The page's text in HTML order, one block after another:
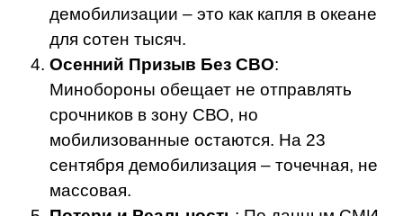
демобилизации – это как капля в океане
для сотен тысяч.
Осенний Призыв Без СВО:
Минобороны обещает не отправлять
срочников в зону СВО, но
мобилизованные остаются. На 23
сентября демобилизация – точечная, не
массовая.